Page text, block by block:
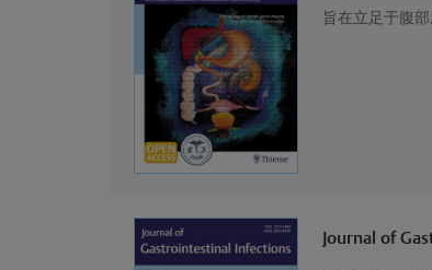
旨在立足于腹
Journal of